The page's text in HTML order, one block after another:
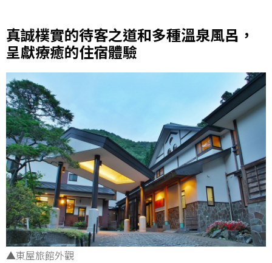
真誠樸實的待客之道和多種溫泉風呂，
呈獻療癒的住宿體驗
▲東屋旅館外觀